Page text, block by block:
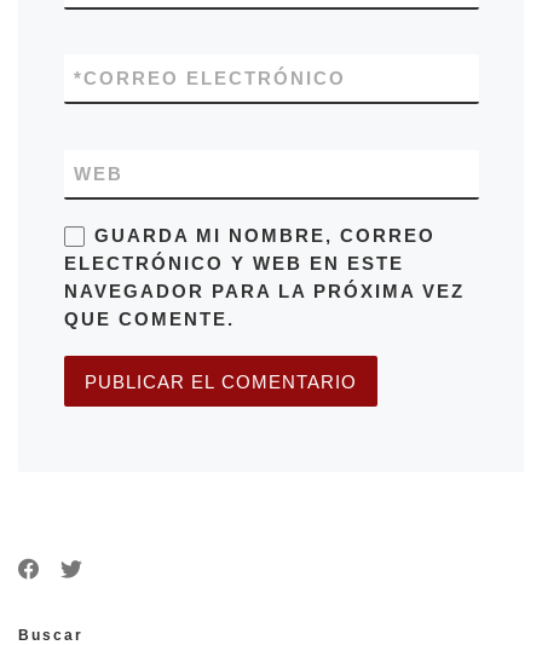
CORREO ELECTRÓNICO
*
WEB
GUARDA MI NOMBRE, CORREO
ELECTRÓNICO Y WEB EN ESTE
NAVEGADOR PARA LA PRÓXIMA VEZ
QUE COMENTE.
Buscar